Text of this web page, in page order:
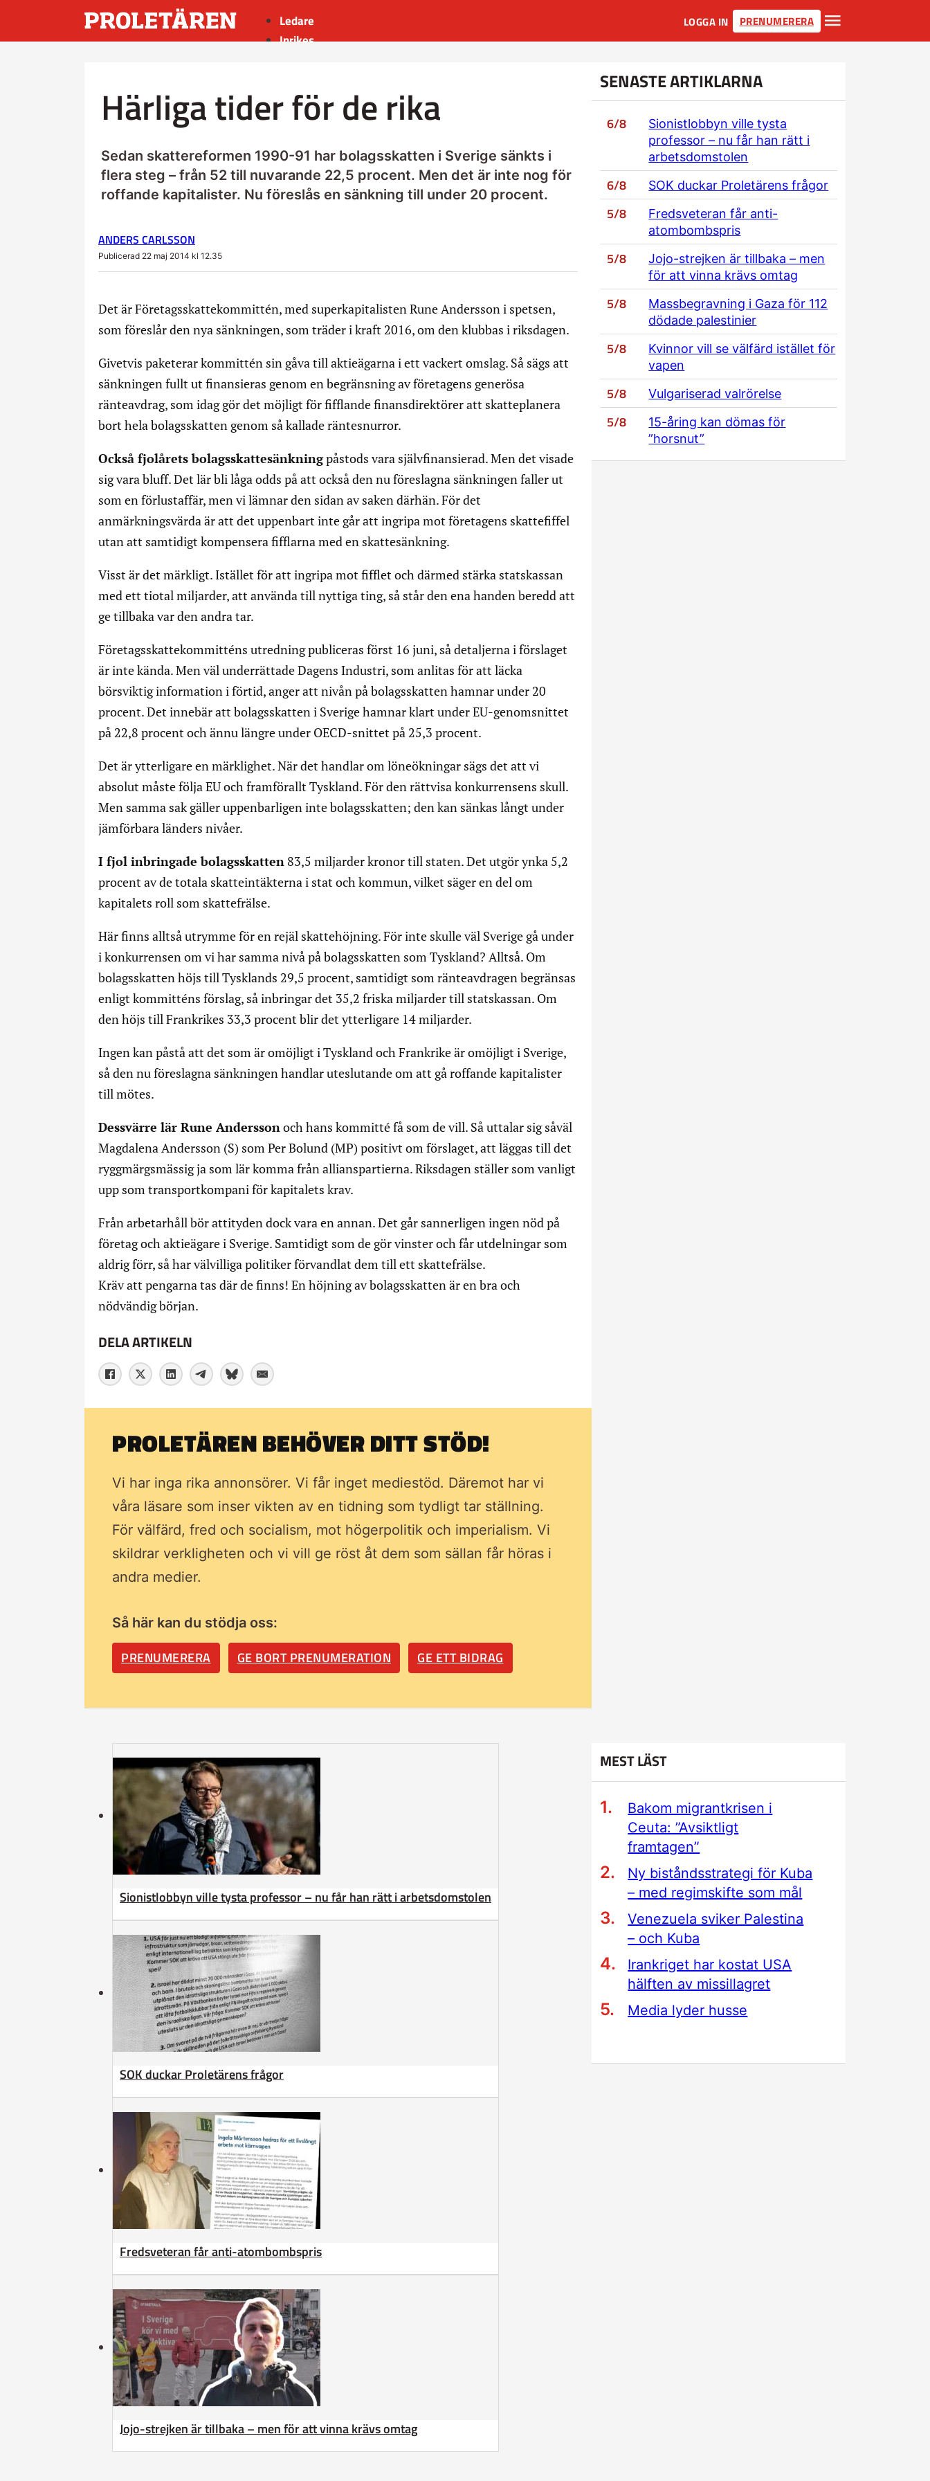
Ledare
Inrikes
Sport
Insänt
LOGGA IN PRENUMERERA
Härliga tider för de rika
Sedan skattereformen 1990-91 har bolagsskatten i Sverige sänkts i
flera steg – från 52 till nuvarande 22,5 procent. Men det är inte nog för
roffande kapitalister. Nu föreslås en sänkning till under 20 procent.
ANDERS CARLSSON
Publicerad 22 maj 2014 kl 12.35
Det är Företagsskattekommittén, med superkapitalisten Rune Andersson i spetsen,
som föreslår den nya sänkningen, som träder i kraft 2016, om den klubbas i riksdagen.
Givetvis paketerar kommittén sin gåva till aktieägarna i ett vackert omslag. Så sägs att
sänkningen fullt ut finansieras genom en begränsning av företagens generösa
ränteavdrag, som idag gör det möjligt för fifflande finansdirektörer att skatteplanera
bort hela bolagsskatten genom så kallade räntesnurror.
Också fjolårets bolagsskattesänkningpåstods vara självfinansierad. Men det visade
sig vara bluff. Det lär bli låga odds på att också den nu föreslagna sänkningen faller ut
som en förlustaffär, men vi lämnar den sidan av saken därhän. För det
anmärkningsvärda är att det uppenbart inte går att ingripa mot företagens skattefiffel
utan att samtidigt kompensera fifflarna med en skattesänkning.
Visst är det märkligt. Istället för att ingripa mot fifflet och därmed stärka statskassan
med ett tiotal miljarder, att använda till nyttiga ting, så står den ena handen beredd att
ge tillbaka var den andra tar.
Företagsskattekommitténs utredning publiceras först 16 juni, så detaljerna i förslaget
är inte kända. Men väl underrättade Dagens Industri, som anlitas för att läcka
börsviktig information i förtid, anger att nivån på bolagsskatten hamnar under 20
procent. Det innebär att bolagsskatten i Sverige hamnar klart under EU-genomsnittet
på 22,8 procent och ännu längre under OECD-snittet på 25,3 procent.
Det är ytterligare en märklighet. När det handlar om löneökningar sägs det att vi
absolut måste följa EU och framförallt Tyskland. För den rättvisa konkurrensens skull.
Men samma sak gäller uppenbarligen inte bolagsskatten; den kan sänkas långt under
jämförbara länders nivåer.
I fjol inbringade bolagsskatten 83,5 miljarder kronor till staten. Det utgör ynka 5,2
procent av de totala skatteintäkterna i stat och kommun, vilket säger en del om
kapitalets roll som skattefrälse.
Här finns alltså utrymme för en rejäl skattehöjning. För inte skulle väl Sverige gå under
i konkurrensen om vi har samma nivå på bolagsskatten som Tyskland? Alltså. Om
bolagsskatten höjs till Tysklands 29,5 procent, samtidigt som ränteavdragen begränsas
enligt kommitténs förslag, så inbringar det 35,2 friska miljarder till statskassan. Om
den höjs till Frankrikes 33,3 procent blir det ytterligare 14 miljarder.
Ingen kan påstå att det som är omöjligt i Tyskland och Frankrike är omöjligt i Sverige,
så den nu föreslagna sänkningen handlar uteslutande om att gå roffande kapitalister
till mötes.
Dessvärre lär Rune Anderssonoch hans kommitté få som de vill. Så uttalar sig såväl
Magdalena Andersson (S) som Per Bolund (MP) positivt om förslaget, att läggas till det
ryggmärgsmässig ja som lär komma från allianspartierna. Riksdagen ställer som vanligt
upp som transportkompani för kapitalets krav.
Från arbetarhåll bör attityden dock vara en annan. Det går sannerligen ingen nöd på
företag och aktieägare i Sverige. Samtidigt som de gör vinster och får utdelningar som
aldrig förr, så har välvilliga politiker förvandlat dem till ett skattefrälse.
Kräv att pengarna tas där de finns! En höjning av bolagsskatten är en bra och
nödvändig början.
DELA ARTIKELN
PROLETÄREN BEHÖVER DITT STÖD!
Vi har inga rika annonsörer. Vi får inget mediestöd. Däremot har vi
våra läsare som inser vikten av en tidning som tydligt tar ställning.
För välfärd, fred och socialism, mot högerpolitik och imperialism. Vi
skildrar verkligheten och vi vill ge röst åt dem som sällan får höras i
andra medier.
Så här kan du stödja oss:
PRENUMERERA GE BORT PRENUMERATION GE ETT BIDRAG
SENASTE ARTIKLARNA
6/8
Sionistlobbyn ville tysta
professor – nu får han rätt i
arbetsdomstolen
6/8 SOK duckar Proletärens frågor
5/8
Fredsveteran får anti-
atombombspris
5/8
Jojo-strejken är tillbaka – men
för att vinna krävs omtag
5/8
Massbegravning i Gaza för 112
dödade palestinier
5/8
Kvinnor vill se välfärd istället för
vapen
5/8 Vulgariserad valrörelse
5/8
15-åring kan dömas för
”horsnut”
Sionistlobbyn ville tysta professor – nu får han rätt i arbetsdomstolen
SOK duckar Proletärens frågor
Fredsveteran får anti-atombombspris
Jojo-strejken är tillbaka – men för att vinna krävs omtag
MEST LÄST
Bakom migrantkrisen i
Ceuta: ”Avsiktligt
framtagen”
Ny biståndsstrategi för Kuba
– med regimskifte som mål
Venezuela sviker Palestina
– och Kuba
Irankriget har kostat USA
hälften av missillagret
Media lyder husse